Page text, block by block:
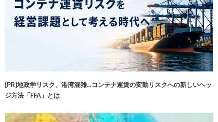
[PR]地政学リスク、港湾混雑…コンテナ運賃の変動リスクへの新しいヘッ
ジ方法「FFA」とは